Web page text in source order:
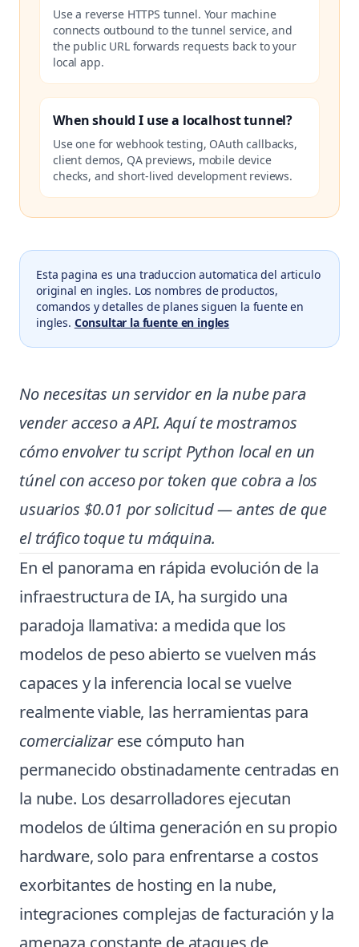
Use a reverse HTTPS tunnel. Your machine
connects outbound to the tunnel service, and
the public URL forwards requests back to your
local app.
When should I use a localhost tunnel?
Use one for webhook testing, OAuth callbacks,
client demos, QA previews, mobile device
checks, and short-lived development reviews.
Esta pagina es una traduccion automatica del articulo
original en ingles. Los nombres de productos,
comandos y detalles de planes siguen la fuente en
ingles. Consultar la fuente en ingles
No necesitas un servidor en la nube para
vender acceso a API. Aquí te mostramos
cómo envolver tu script Python local en un
túnel con acceso por token que cobra a los
usuarios $0.01 por solicitud — antes de que
el tráfico toque tu máquina.
En el panorama en rápida evolución de la
infraestructura de IA, ha surgido una
paradoja llamativa: a medida que los
modelos de peso abierto se vuelven más
capaces y la inferencia local se vuelve
realmente viable, las herramientas para
comercializarese cómputo han
permanecido obstinadamente centradas en
la nube. Los desarrolladores ejecutan
modelos de última generación en su propio
hardware, solo para enfrentarse a costos
exorbitantes de hosting en la nube,
integraciones complejas de facturación y la
amenaza constante de ataques de